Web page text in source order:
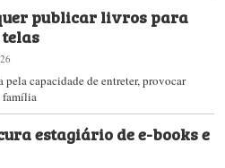
publicar livros para
capacidade de entreter, provocar
família
estagiário de e-books e